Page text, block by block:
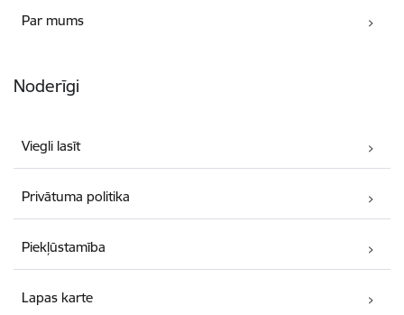
Par mums
Noderīgi
Viegli lasīt
Privātuma politika
Piekļūstamība
Lapas karte